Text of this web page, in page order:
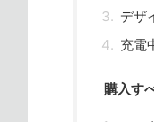
デザ
充電
購入す